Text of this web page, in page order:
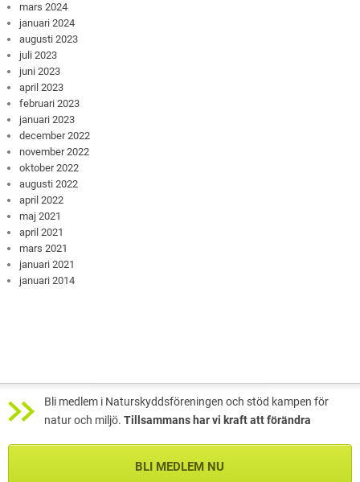
mars 2024
januari 2024
augusti 2023
juli 2023
juni 2023
april 2023
februari 2023
januari 2023
december 2022
november 2022
oktober 2022
augusti 2022
april 2022
maj 2021
april 2021
mars 2021
januari 2021
januari 2014
Bli medlem i Naturskyddsföreningen och stöd kampen för
natur och miljö. Tillsammans har vi kraft att förändra
BLI MEDLEM NU